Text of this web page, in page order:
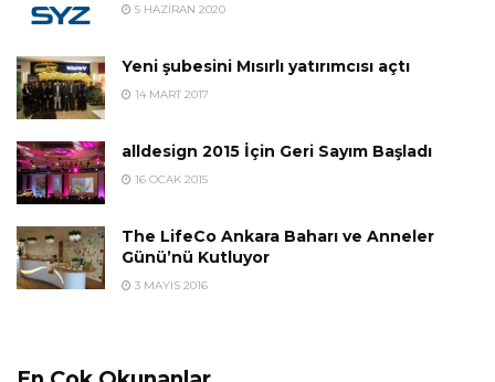
5 HAZIRAN 2020
Yeni şubesini Mısırlı yatırımcısı açtı
14 MART 2017
alldesign 2015 İçin Geri Sayım Başladı
16 OCAK 2015
The LifeCo Ankara Baharı ve Anneler
Günü’nü Kutluyor
3 MAYIS 2016